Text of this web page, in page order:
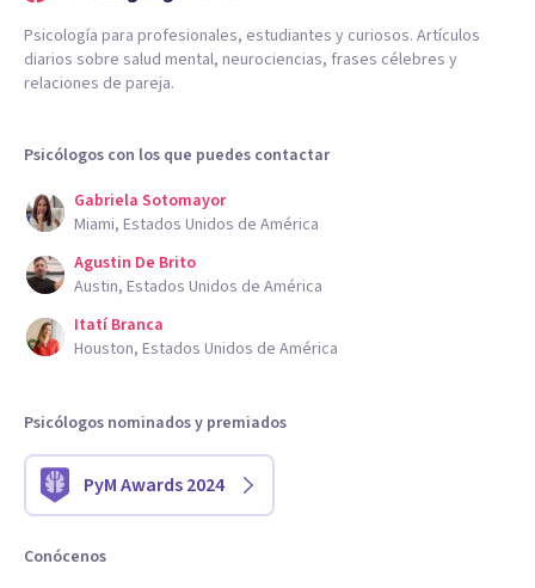
Psicología para profesionales, estudiantes y curiosos. Artículos
diarios sobre salud mental, neurociencias, frases célebres y
relaciones de pareja.
Psicólogos con los que puedes contactar
Gabriela Sotomayor
Miami, Estados Unidos de América
Agustin De Brito
Austin, Estados Unidos de América
Itatí Branca
Houston, Estados Unidos de América
Psicólogos nominados y premiados
PyM Awards 2024
Conócenos